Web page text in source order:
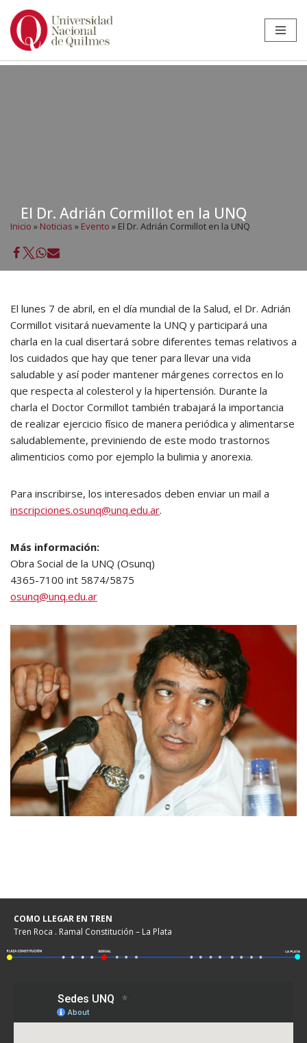
Ir
El Dr. Adrián Cormillot en la UNQ
Inicio » Noticias » Evento » El Dr. Adrián Cormillot en la UNQ
El lunes 7 de abril, en el día mundial de la Salud, el Dr. Adrián
Cormillot visitará nuevamente la UNQ y participará una
charla en la cual disertará sobre diferentes temas relativos a
los cuidados que hay que tener para llevar una vida
saludable y así poder mantener márgenes correctos en lo
que respecta al colesterol y la hipertensión. Durante la
charla el Doctor Cormillot también trabajará la importancia
de realizar ejercicio físico de manera periódica y alimentarse
saludablemente, previniendo de este modo trastornos
alimenticios como por ejemplo la bulimia y anorexia.
Para inscribirse, los interesados deben enviar un mail a
inscripciones.osunq@unq.edu.ar.
Más información:
Obra Social de la UNQ (Osunq)
4365-7100 int 5874/5875
osunq@unq.edu.ar
COMO LLEGAR EN TREN
Tren Roca . Ramal Constitución – La Plata